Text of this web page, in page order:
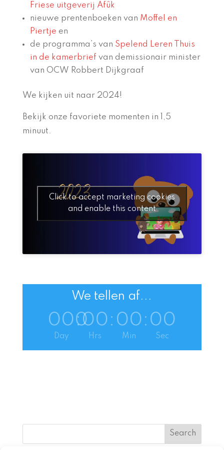
Friese uitgeverij Afûk
nieuwe prentenboeken van Moffel en
Piertje en
de programma’s van Spelend Leren Thuis
in de kamerbrief van demissionair minister
van OCW Robbert Dijkgraaf
We kijken uit naar 2024!
Bekijk onze favoriete momenten in 1,5
minuut.
Click to accept marketing cookies
and enable this content
We tellen af...
000
Day
:00
Hrs
: 00
Min
: 00
Sec